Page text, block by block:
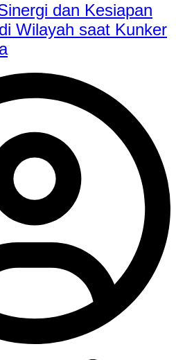
dan Kesiapan
Wilayah saat Kunker